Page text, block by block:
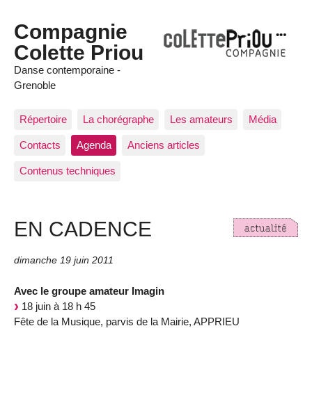
Compagnie
Colette Priou
Danse contemporaine -
Grenoble
Répertoire La chorégraphe Les amateurs Média
Contacts Agenda Anciens articles
Contenus techniques
EN CADENCE
dimanche 19 juin 2011
Avec le groupe amateur Imagin
18 juin à 18 h 45
Fête de la Musique, parvis de la Mairie, APPRIEU